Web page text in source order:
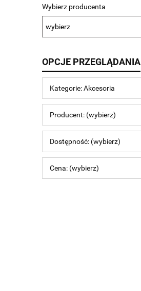
Wybierz producenta
OPCJE PRZEGLĄDANIA
Kategorie: Akcesoria
Producent: (wybierz)
Dostępność: (wybierz)
Cena: (wybierz)